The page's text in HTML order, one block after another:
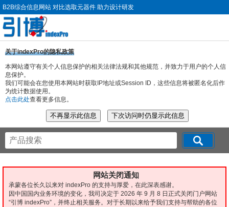
B2B综合信息网站 对比选取元器件 助力设计研发
关于indexPro的隐私政策
本网站遵守有关个人信息保护的相关法律法规和其他规范，并致力于用户的个人信
息保护。
我们可能会在您使用本网站时获取IP地址或Session ID，这些信息将被匿名化后作
为统计数据使用。
点击此处查看更多信息。
网站关闭通知
承蒙各位长久以来对 indexPro 的支持与厚爱，在此深表感谢。
因中国国内业务环境的变化，我司决定于 2026 年 9 月 8 日正式关闭门户网站
“引博 indexPro”，并终止相关服务。对于长期以来给予我们支持与帮助的各位